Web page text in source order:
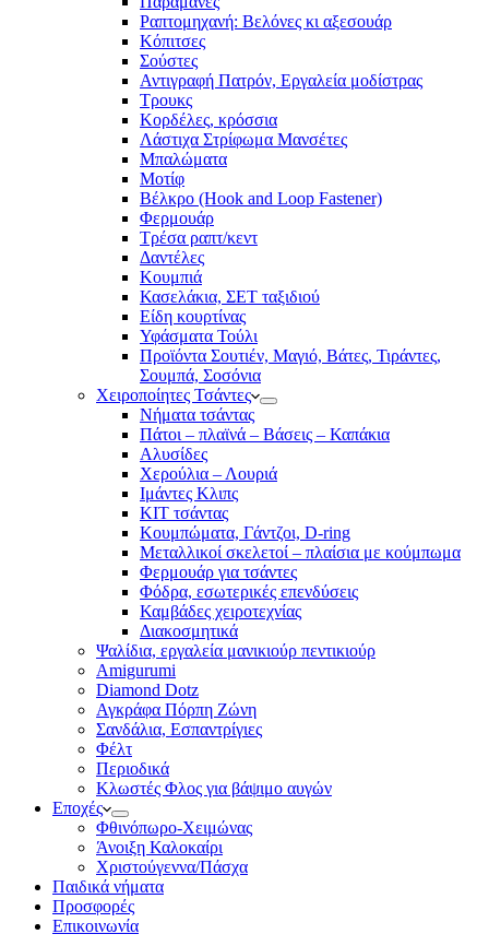
Ραπτομηχανή: Βελόνες κι αξεσουάρ
Κόπιτσες
Σούστες
Αντιγραφή Πατρόν, Εργαλεία μοδίστρας
Τρουκς
Κορδέλες, κρόσσια
Λάστιχα Στρίφωμα Μανσέτες
Μπαλώματα
Mοτίφ
Βέλκρο (Hook and Loop Fastener)
Φερμουάρ
Τρέσα ραπτ/κεντ
Δαντέλες
Κουμπιά
Κασελάκια, ΣΕΤ ταξιδιού
Είδη κουρτίνας
Υφάσματα Τούλι
Προϊόντα Σουτιέν, Μαγιό, Βάτες, Τιράντες,
Σουμπά, Σοσόνια
Χειροποίητες Τσάντες
Νήματα τσάντας
Πάτοι – πλαϊνά – Βάσεις – Καπάκια
Αλυσίδες
Χερούλια – Λουριά
Ιμάντες Κλιπς
ΚΙΤ τσάντας
Κουμπώματα, Γάντζοι, D-ring
Μεταλλικοί σκελετοί – πλαίσια με κούμπωμα
Φερμουάρ για τσάντες
Φόδρα, εσωτερικές επενδύσεις
Καμβάδες χειροτεχνίας
Διακοσμητικά
Ψαλίδια, εργαλεία μανικιούρ πεντικιούρ
Amigurumi
Diamond Dotz
Αγκράφα Πόρπη Ζώνη
Σανδάλια, Εσπαντρίγιες
Φέλτ
Περιοδικά
Κλωστές Φλος για βάψιμο αυγών
Εποχές
Φθινόπωρο-Χειμώνας
Άνοιξη Καλοκαίρι
Χριστούγεννα/Πάσχα
Παιδικά νήματα
Προσφορές
Επικοινωνία